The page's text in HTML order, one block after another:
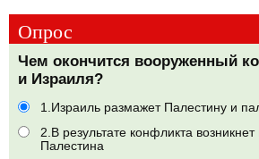
Опрос
Чем окончится вооруженный
и Израиля?
1.Израиль размажет Палестину и
2.В результате конфликта возникнет
Палестина